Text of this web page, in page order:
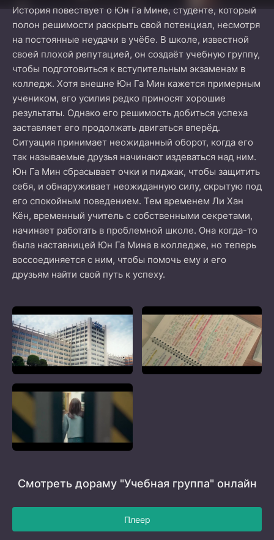
История повествует о Юн Га Мине, студенте, который
полон решимости раскрыть свой потенциал, несмотря
на постоянные неудачи в учёбе. В школе, известной
своей плохой репутацией, он создаёт учебную группу,
чтобы подготовиться к вступительным экзаменам в
колледж. Хотя внешне Юн Га Мин кажется примерным
учеником, его усилия редко приносят хорошие
результаты. Однако его решимость добиться успеха
заставляет его продолжать двигаться вперёд.
Ситуация принимает неожиданный оборот, когда его
так называемые друзья начинают издеваться над ним.
Юн Га Мин сбрасывает очки и пиджак, чтобы защитить
себя, и обнаруживает неожиданную силу, скрытую под
его спокойным поведением. Тем временем Ли Хан
Кён, временный учитель с собственными секретами,
начинает работать в проблемной школе. Она когда-то
была наставницей Юн Га Мина в колледже, но теперь
воссоединяется с ним, чтобы помочь ему и его
друзьям найти свой путь к успеху.
Смотреть дораму "Учебная группа" онлайн
Плеер